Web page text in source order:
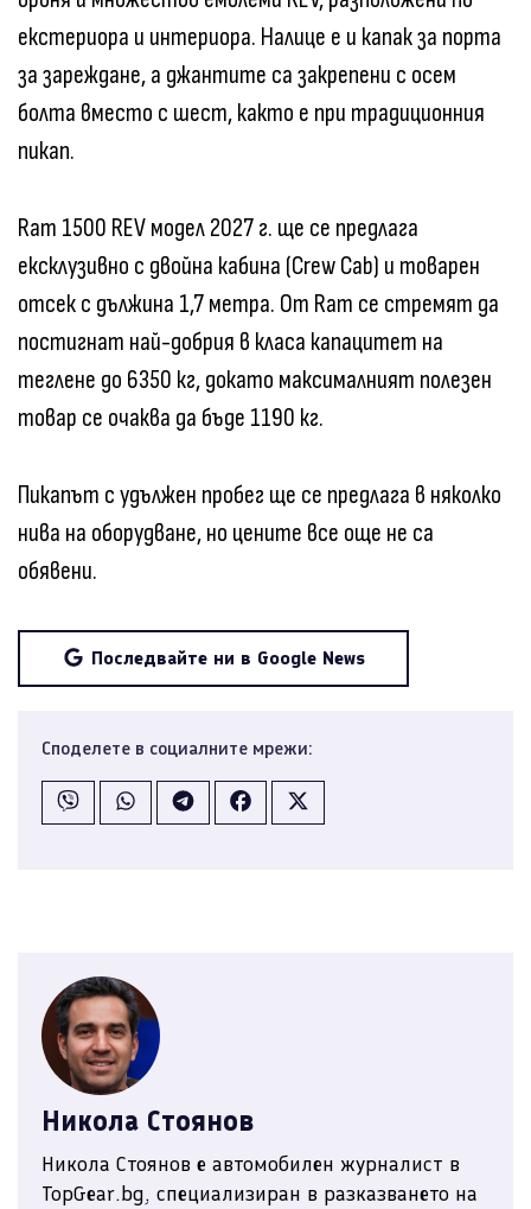
екстериора и интериора. Налице е и капак за порта
за зареждане, а джантите са закрепени с осем
болта вместо с шест, както е при традиционния
пикап.
Ram 1500 REV модел 2027 г. ще се предлага
ексклузивно с двойна кабина (Crew Cab) и товарен
отсек с дължина 1,7 метра. От Ram се стремят да
постигнат най-добрия в класа капацитет на
теглене до 6350 кг, докато максималният полезен
товар се очаква да бъде 1190 кг.
Пикапът с удължен пробег ще се предлага в няколко
нива на оборудване, но цените все още не са
обявени.
Последвайте ни в Google News
Споделете в социалните мрежи:
Никола Стоянов
Никола Стоянов е автомобилен журналист в
TopGear.bg, специализиран в разказването на